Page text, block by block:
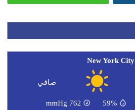
New York City
صافي
59%
762
mmHg